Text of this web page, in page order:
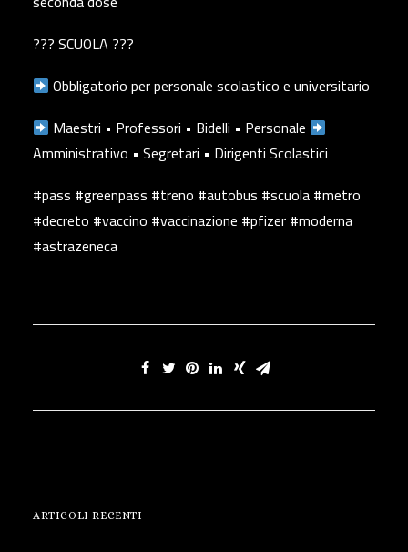
??‍? SCUOLA ??‍?
Obbligatorio per personale scolastico e universitario
Maestri • Professori • Bidelli • Personale
Amministrativo • Segretari • Dirigenti Scolastici
#pass #greenpass #treno #autobus #scuola #metro
#decreto #vaccino #vaccinazione #pfizer #moderna
#astrazeneca
ARTICOLI RECENTI